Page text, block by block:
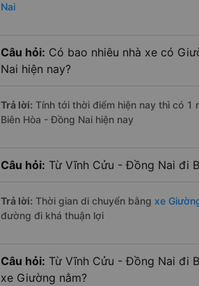
Nai
Câu hỏi: Có bao nhiêu nhà xe có
Nai hiện nay?
Trả lời: Tính tới thời điểm hiện nay thì có
Biên Hòa - Đồng Nai hiện nay
Câu hỏi: Từ Vĩnh Cửu - Đồng Nai đi
Trả lời: Thời gian di chuyển bằng xe
đường đi khá thuận lợi
Câu hỏi: Từ Vĩnh Cửu - Đồng Nai đi
xe Giường nằm?